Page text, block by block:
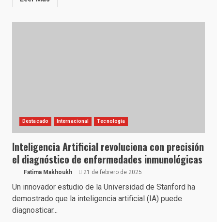
Destacado Internacional Tecnología
Inteligencia Artificial revoluciona con precisión
el diagnóstico de enfermedades inmunológicas
Fatima Makhoukh 21 de febrero de 2025
Un innovador estudio de la Universidad de Stanford ha
demostrado que la inteligencia artificial (IA) puede
diagnosticar...